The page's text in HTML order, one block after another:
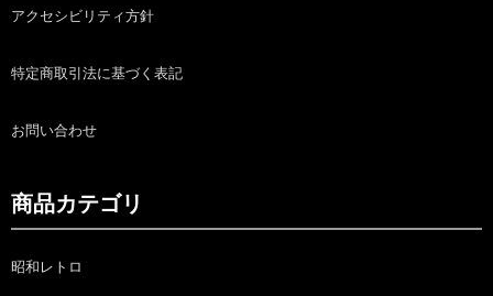
アクセシビリティ方針
特定商取引法に基づく表記
お問い合わせ
商品カテゴリ
昭和レトロ